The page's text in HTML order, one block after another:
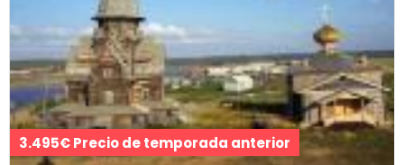
3.495€ Precio de temporada anterior